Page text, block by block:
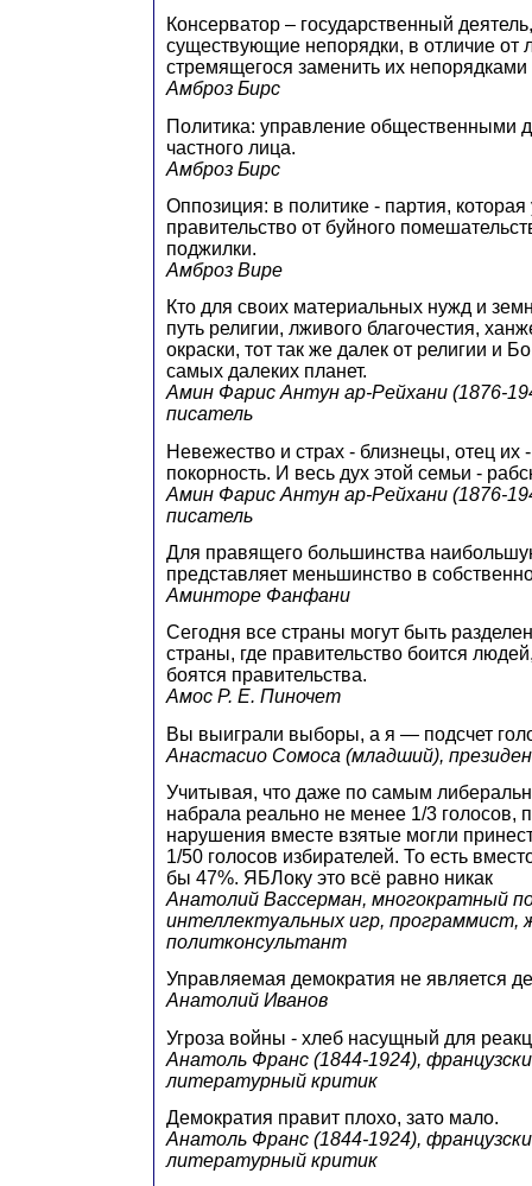
Консерватор – государственный
существующие непорядки, в отличие от
стремящегося заменить их непорядками
Амброз Бирс
Политика: управление общественными
частного лица.
Амброз Бирс
Оппозиция: в политике - партия, которая
правительство от буйного
поджилки.
Амброз Вире
Кто для своих материальных нужд и
путь религии, лживого благочестия,
окраски, тот так же далек от религии и
самых далеких планет.
Амин Фарис Антун ар-Рейхани (1876-
писатель
Невежество и страх - близнецы, отец их -
покорность. И весь дух этой семьи -
Амин Фарис Антун ар-Рейхани (1876-
писатель
Для правящего большинства
представляет меньшинство в
Аминторе Фанфани
Сегодня все страны могут быть
страны, где правительство боится
боятся правительства.
Амос Р. Е. Пиночет
Вы выиграли выборы, а я — подсчет
Анастасио Сомоса (младший),
Учитывая, что даже по самым
набрала реально не менее 1/3 голосов,
нарушения вместе взятые могли
1/50 голосов избирателей. То есть
бы 47%. ЯБЛоку это всё равно никак
Анатолий Вассерман, многократный
интеллектуальных игр, программист,
политконсультант
Управляемая демократия не является
Анатолий Иванов
Угроза войны - хлеб насущный для
Анатоль Франс (1844-1924),
литературный критик
Демократия правит плохо, зато мало.
Анатоль Франс (1844-1924),
литературный критик